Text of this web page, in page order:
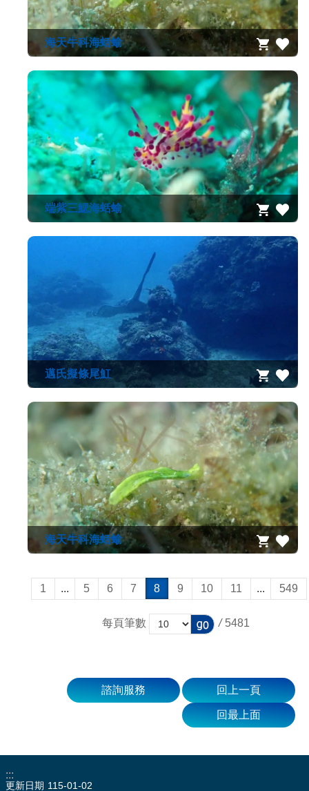
海天牛科海蛞蝓
端紫三鰓海蛞蝓
邁氏擬條尾魟
海天牛科海蛞蝓
1 ... 5 6 7 8 9 10 11 ... 549
每頁筆數 / 5481
諮詢服務 回上一頁
回最上面
:::
更新日期 115-01-02